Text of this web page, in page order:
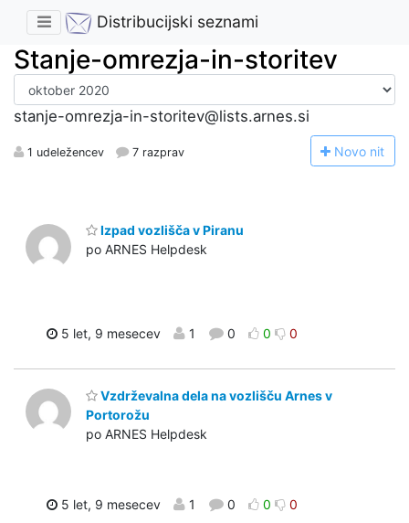
Distribucijski seznami
Stanje-omrezja-in-storitev
stanje-omrezja-in-storitev@lists.arnes.si
1 udeležencev 7 razprav Novo nit
Izpad vozlišča v Piranu
po ARNES Helpdesk
5 let, 9 mesecev 1 0 0 0
Vzdrževalna dela na vozlišču Arnes v
Portorožu
po ARNES Helpdesk
5 let, 9 mesecev 1 0 0 0